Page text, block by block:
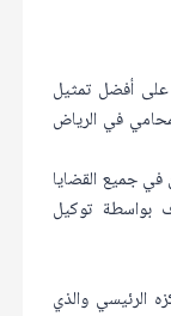
أفضل تمثيل
في الرياض
جميع القضايا
بواسطة توكيل
الرئيسي والذي